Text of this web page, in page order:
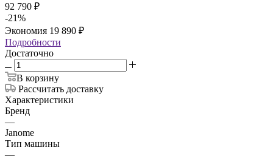
92 790 ₽
-21%
Экономия 19 890 ₽
Подробности
Достаточно
В корзину
Рассчитать доставку
Характеристики
Бренд
—
Janome
Тип машины